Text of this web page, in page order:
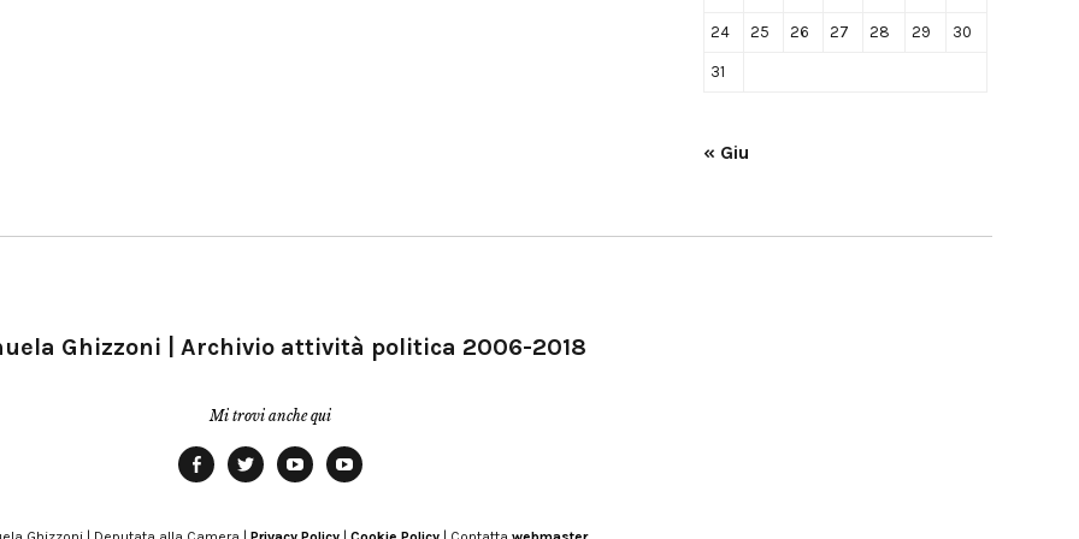
24 25 26 27 28 29 30
31
« Giu
Ghizzoni | Archivio attività politica 2006-2018
Mi trovi anche qui
Modena